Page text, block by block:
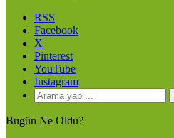
RSS
Facebook
X
Pinterest
YouTube
Instagram
Bugün Ne Oldu?